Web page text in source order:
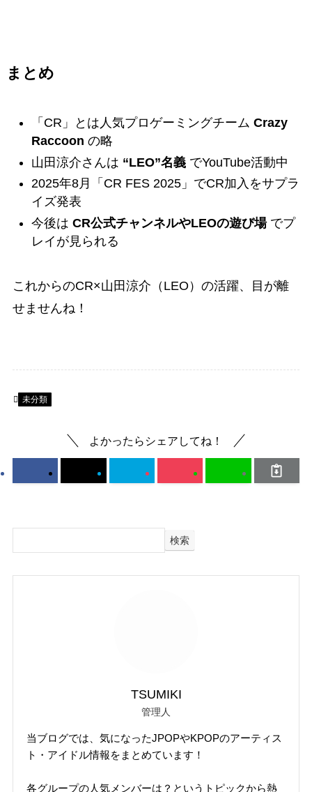
まとめ
「CR」とは人気プロゲーミングチーム Crazy
Raccoon の略
山田涼介さんは “LEO”名義でYouTube活動中
2025年8月「CR FES 2025」でCR加入をサプラ
イズ発表
今後は CR公式チャンネルやLEOの遊び場でプ
レイが見られる
これからのCR×山田涼介（LEO）の活躍、目が離
せませんね！
未分類
よかったらシェアしてね！
検索
TSUMIKI
管理人
当ブログでは、気になったJPOPやKPOPのアーティス
ト・アイドル情報をまとめています！
各グループの人気メンバーは？というトピックから熱